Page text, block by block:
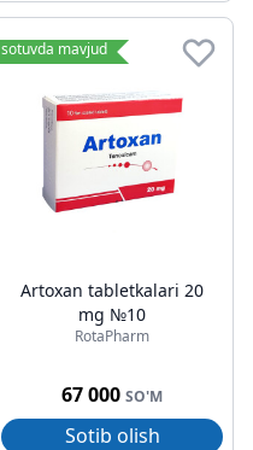
sotuvda mavjud
Artoxan tabletkalari 20
mg №10
RotaPharm
67 000 SO'M
Sotib olish